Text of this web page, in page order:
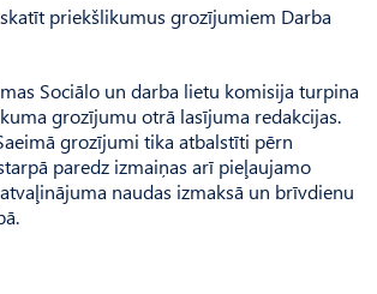
priekšlikumus grozījumiem Darba
Sociālo un darba lietu komisija turpina
grozījumu otrā lasījuma redakcijas.
grozījumi tika atbalstīti pērn
paredz izmaiņas arī pieļaujamo
naudas izmaksā un brīvdienu